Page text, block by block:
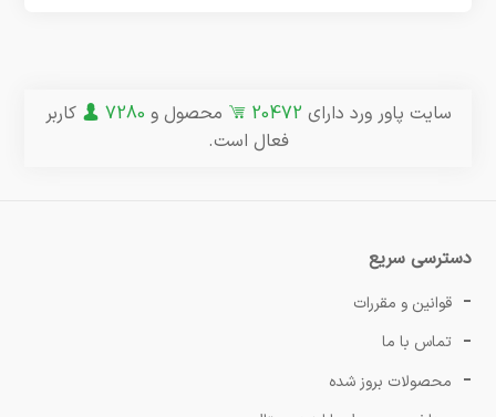
سایت پاور ورد دارای 20472 محصول و 7280
کاربر
فعال است.
دسترسی سریع
قوانین و مقررات
تماس با ما
محصولات بروز شده